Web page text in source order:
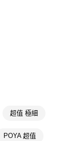
超值 極細
POYA 超值